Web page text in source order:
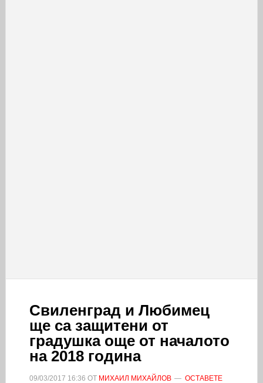
Свиленград и Любимец
ще са защитени от
градушка още от началото
на 2018 година
09/03/2017 16:36 ОТ МИХАИЛ МИХАЙЛОВ
ОСТАВЕТЕ